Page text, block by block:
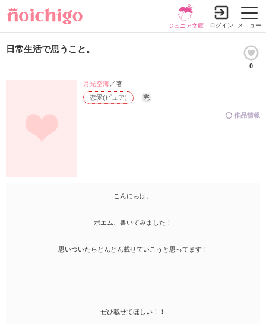
メニュー
ジュニア文庫 ログイン
日常生活で思うこと。
0
作品情報
恋愛(ピュア) 完
月光空海／著
こんにちは。
ポエム、書いてみました！
思いついたらどんどん載せていこうと思ってます！
ぜひ載せてほしい！！